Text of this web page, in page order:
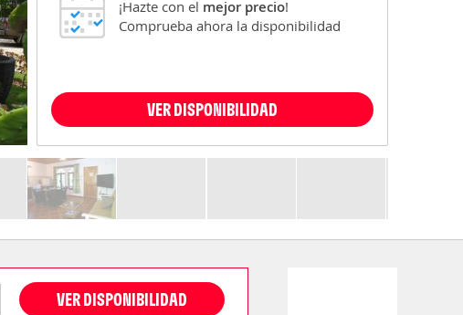
¡Hazte con el mejor precio!
Comprueba ahora la disponibilidad
VER DISPONIBILIDAD
VER DISPONIBILIDAD